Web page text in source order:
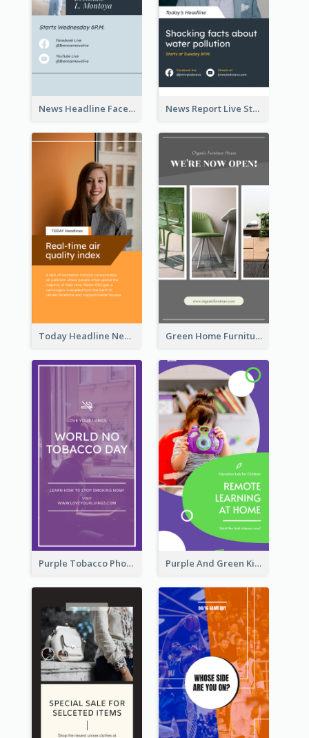
News Headline Facebook Streaming Instagram Story News Report Live Stream Instagram Story
Today Headline News Report Instagram Story Green Home Furniture Photos Shop Opening Instagram Story
Purple Tobacco Photo No Tobacco Day Instagram Story Purple And Green Kids Photo Remote Learning Instagram Story